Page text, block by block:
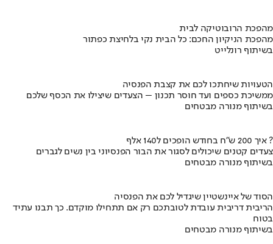
מהפכת הרובוטיקה לבית
מהפכת הניקיון החכם: כל הבית נקי בלחיצת כפתור
בשיתוף רונלייט
הטעויות שיחתכו לכם את קצבת הפנסיה
ממשיכת כספים ועד חוסר תכנון – הצעדים שיצילו את הכסף שלכם
בשיתוף מנורה מבטחים
איך 200 ש"ח בחודש הופכים ל140 אלף ?
צעדים קטנים שיכולים לסגור את הבור הפנסיוני בין נשים לגברים
בשיתוף מנורה מבטחים
הסוד של איינשטיין שיגדיל לכם את הפנסיה
הריבית דריבית עובדת לטובתכם רק אם תתחילו מוקדם. כך תבנו עתיד
בטוח
בשיתוף מנורה מבטחים